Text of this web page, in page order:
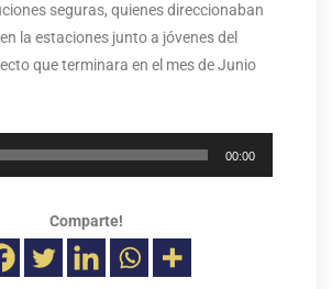
seguras, quienes direccionaban
la estaciones junto a jóvenes del
que terminara en el mes de Junio
00:00
Comparte!